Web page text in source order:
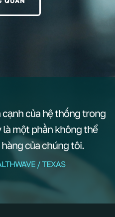
của hệ thống trong
một phần không thể
của chúng tôi.
/ TEXAS